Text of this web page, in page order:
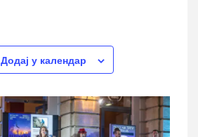
Додај у календар